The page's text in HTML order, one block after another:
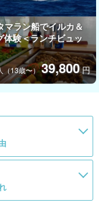
マラン船でイルカ＆
体験＜ランチビュッ
（13歳〜）39,800 円